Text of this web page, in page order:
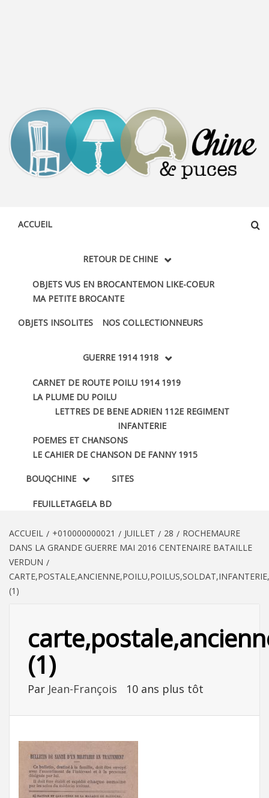
ACCUEIL
RETOUR DE CHINE
OBJETS VUS EN BROCANTEMON LIKE-COEUR
MA PETITE BROCANTE
OBJETS INSOLITES NOS COLLECTIONNEURS
GUERRE 1914 1918
CARNET DE ROUTE POILU 1914 1919
LA PLUME DU POILU
LETTRES DE BENE ADRIEN 112E REGIMENT
INFANTERIE
POEMES ET CHANSONS
LE CAHIER DE CHANSON DE FANNY 1915
BOUQCHINE
FEUILLETAGELA BD
SITES
ACCUEIL +010000000021 JUILLET 28
ROCHEMAURE
DANS LA GRANDE GUERRE MAI 2016 CENTENAIRE BATAILLE
VERDUN
(1)
(1)
Par Jean-François 10 ans plus tôt